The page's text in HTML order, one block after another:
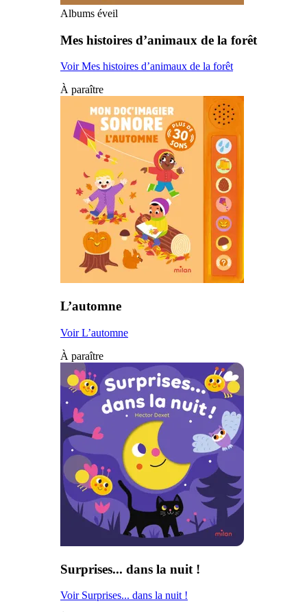
Albums éveil
Mes histoires d’animaux de la forêt
Voir Mes histoires d’animaux de la forêt
À paraître
L’automne
Voir L’automne
À paraître
Surprises... dans la nuit !
Voir Surprises... dans la nuit !